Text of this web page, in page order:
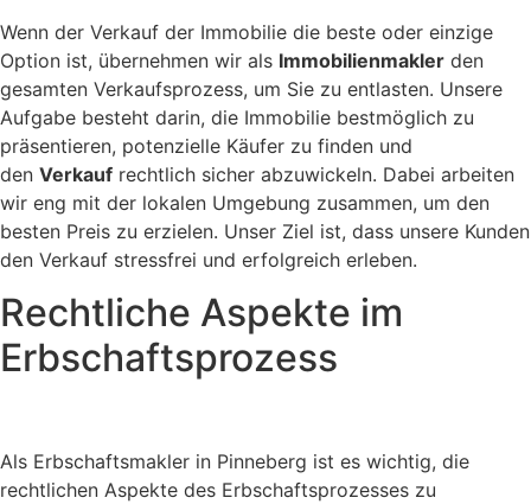
Wenn der Verkauf der Immobilie die beste oder einzige
Option ist, übernehmen wir als Immobilienmakler den
gesamten Verkaufsprozess, um Sie zu entlasten. Unsere
Aufgabe besteht darin, die Immobilie bestmöglich zu
präsentieren, potenzielle Käufer zu finden und
den Verkauf rechtlich sicher abzuwickeln. Dabei arbeiten
wir eng mit der lokalen Umgebung zusammen, um den
besten Preis zu erzielen. Unser Ziel ist, dass unsere Kunden
den Verkauf stressfrei und erfolgreich erleben.
Rechtliche Aspekte im
Erbschaftsprozess
Als Erbschaftsmakler in Pinneberg ist es wichtig, die
rechtlichen Aspekte des Erbschaftsprozesses zu